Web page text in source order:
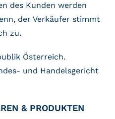
des Kunden werden
der Verkäufer stimmt
zu.
Österreich.
und Handelsgericht
& PRODUKTEN